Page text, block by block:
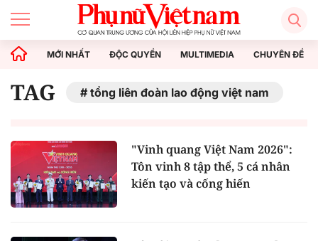
MỚI NHẤT ĐỘC QUYỀN MULTIMEDIA CHUYÊN ĐỀ
TAG tổng liên đoàn lao động việt nam
"Vinh quang Việt Nam 2026":
Tôn vinh 8 tập thể, 5 cá nhân
kiến tạo và cống hiến